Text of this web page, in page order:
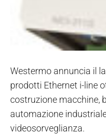
Westermo annuncia il
prodotti Ethernet i-line
costruzione macchine,
automazione
videosorveglianza.